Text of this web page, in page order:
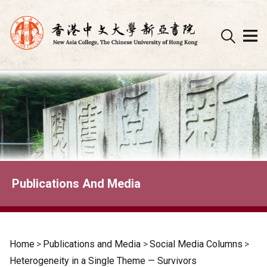
Skip
to
content
Publications And Media
Home > Publications and Media >Social Media Columns >
Heterogeneity in a Single Theme — Survivors